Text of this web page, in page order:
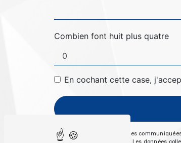
Combien font huit plus quatre
En cochant cette case,
** Les données personnelles